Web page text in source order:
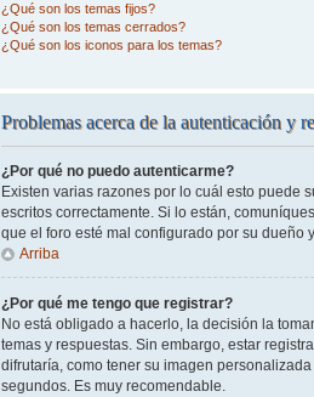
¿Qué son los temas fijos?
¿Qué son los temas cerrados?
¿Qué son los iconos para los temas?
Problemas acerca de la autenticación y
¿Por qué no puedo autenticarme?
Existen varias razones por lo cuál esto puede
escritos correctamente. Si lo están,
que el foro esté mal configurado por su dueño
Arriba
¿Por qué me tengo que registrar?
No está obligado a hacerlo, la decisión la
temas y respuestas. Sin embargo, estar
difrutaría, como tener su imagen
segundos. Es muy recomendable.